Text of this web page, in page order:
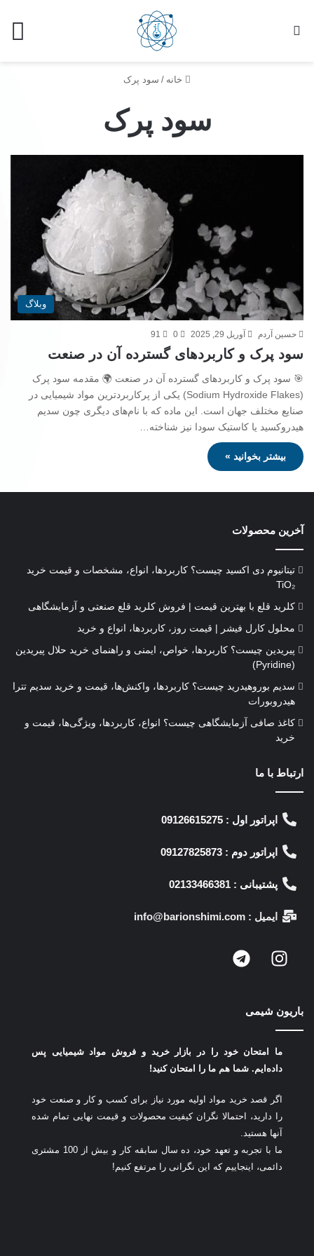
خانه / سود پرک
سود پرک
وبلاگ
حسین آردم آوریل 29, 2025 0
91
سود پرک و کاربردهای گسترده آن در صنعت
🎯 سود پرک و کاربردهای گسترده آن در صنعت 🌍 مقدمه سود پرک
(Sodium Hydroxide Flakes) یکی از پرکاربردترین مواد شیمیایی در
صنایع مختلف جهان است. این ماده که با نام‌های دیگری چون سدیم
هیدروکسید یا کاستیک سودا نیز شناخته…
بیشتر بخوانید »
آخرین محصولات
تیتانیوم دی‌ اکسید چیست؟ کاربردها، انواع، مشخصات و قیمت خرید
TiO₂
کلرید قلع با بهترین قیمت | فروش کلرید قلع صنعتی و آزمایشگاهی
محلول کارل فیشر | قیمت روز، کاربردها، انواع و خرید
پیریدین چیست؟ کاربردها، خواص، ایمنی و راهنمای خرید حلال پیریدین
(Pyridine)
سدیم بوروهیدرید چیست؟ کاربردها، واکنش‌ها، قیمت و خرید سدیم تترا
هیدروبورات
کاغذ صافی آزمایشگاهی چیست؟ انواع، کاربردها، ویژگی‌ها، قیمت و
خرید
ارتباط با ما
اپراتور اول : 09126615275
اپراتور دوم : 09127825873
پشتیبانی : 02133466381
ایمیل : info@barionshimi.com
باریون شیمی
ما امتحان خود را در بازار خرید و فروش مواد شیمیایی پس
داده‌ایم. شما هم ما را امتحان کنید!
اگر قصد خرید مواد اولیه مورد نیاز برای کسب و کار و صنعت خود
را دارید، احتمالا نگران کیفیت محصولات و قیمت نهایی تمام شده
آنها هستید.
ما با تجربه و تعهد خود، ده سال سابقه کار و بیش از 100 مشتری
دائمی، اینجاییم که این نگرانی را مرتفع کنیم!